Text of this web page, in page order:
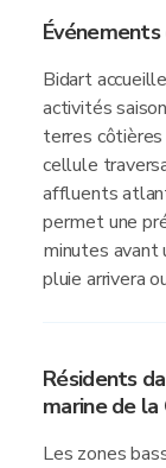
Bidart
activités
terres
cellule
affluents
permet une
minutes avant
pluie arrivera
Résidents
marine de
Les zones